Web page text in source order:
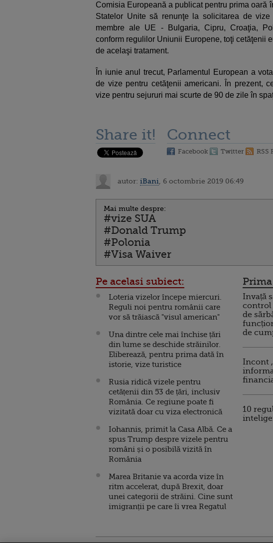
Comisia Europeană a publicat pentru prima oară
Statelor Unite să renunţe la solicitarea de
membre ale UE - Bulgaria, Cipru, Croaţia,
conform regulilor Uniunii Europene, toţi cetăţenii
de acelaşi tratament.
În iunie anul trecut, Parlamentul European a
de vize pentru cetăţenii americani. În prezent,
vize pentru sejururi mai scurte de 90 de zile în
Share it! Connect
Facebook Twitter RSS
autor: iBani , 6 octombrie 2019 06:49
Mai multe despre:
#vize SUA
#Donald Trump
#Polonia
#Visa Waiver
Pe acelasi subiect:
Loteria vizelor începe miercuri.
Reguli noi pentru românii care
vor să trăiască "visul american"
Una dintre cele mai închise țări
din lume se deschide străinilor.
Eliberează, pentru prima dată în
istorie, vize turistice
Rusia ridică vizele pentru
cetățenii din 53 de țări, inclusiv
România. Ce regiune poate fi
vizitată doar cu viza electronică
Iohannis, primit la Casa Albă. Ce a
spus Trump despre vizele pentru
români și o posibilă vizită în
România
Marea Britanie va acorda vize în
ritm accelerat, după Brexit, doar
unei categorii de străini. Cine sunt
imigranții pe care îi vrea Regatul
Invață
control
de
de
Incont
10